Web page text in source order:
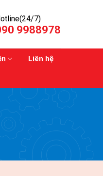
7)
9988978
Liên hệ